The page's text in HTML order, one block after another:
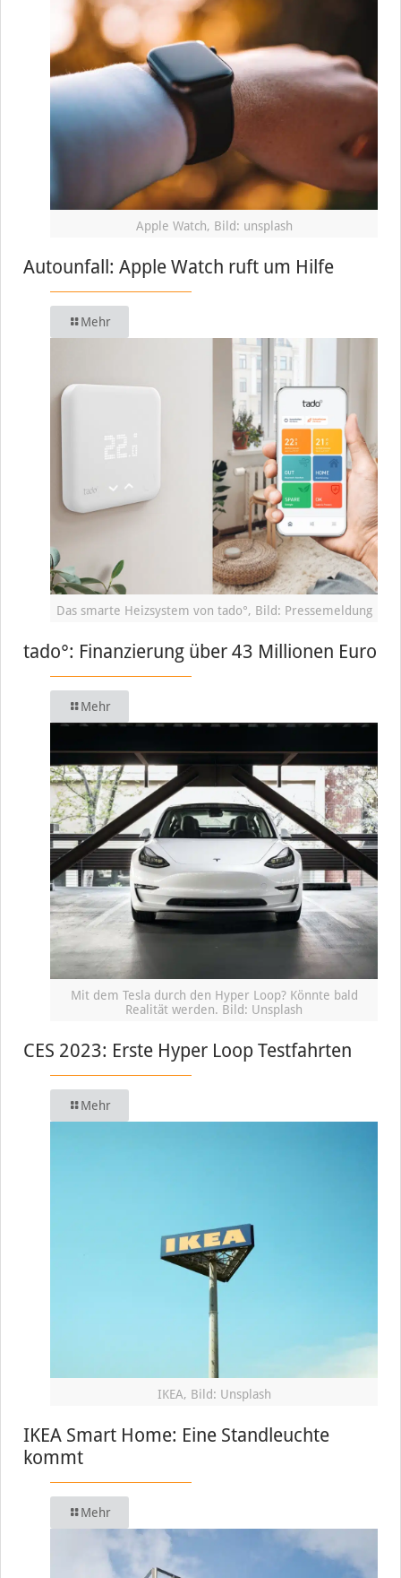
Apple Watch, Bild: unsplash
Autounfall: Apple Watch ruft um Hilfe
Mehr
Das smarte Heizsystem von tado°, Bild: Pressemeldung
tado°: Finanzierung über 43 Millionen Euro
Mehr
Mit dem Tesla durch den Hyper Loop? Könnte bald
Realität werden. Bild: Unsplash
CES 2023: Erste Hyper Loop Testfahrten
Mehr
IKEA, Bild: Unsplash
IKEA Smart Home: Eine Standleuchte
kommt
Mehr